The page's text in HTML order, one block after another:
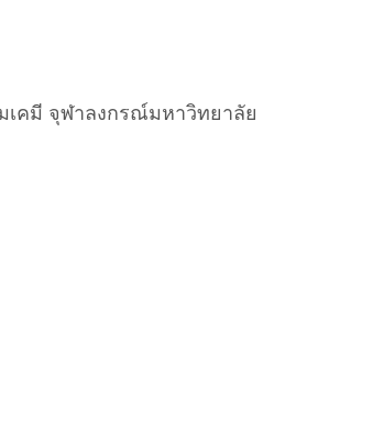
เคมี จุฬาลงกรณ์มหาวิทยาลัย